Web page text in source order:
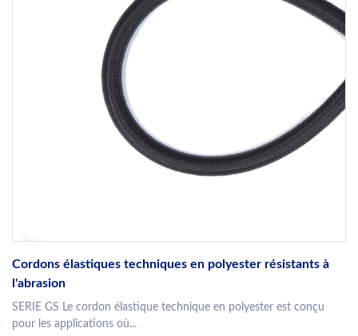
Cordons élastiques techniques en polyester résistants à
l'abrasion
SERIE GS Le cordon élastique technique en polyester est conçu
pour les applications où...